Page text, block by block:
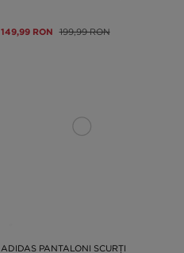
149,99 RON 199,99 RON
ADIDAS PANTALONI SCURȚI